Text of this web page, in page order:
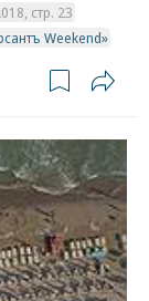
стр. 23
Weekend»